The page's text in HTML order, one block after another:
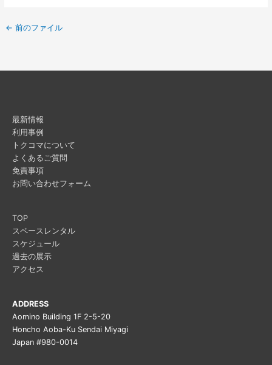
← 前のファイル
最新情報
利用事例
トクコマについて
よくあるご質問
免責事項
お問い合わせフォーム
TOP
スペースレンタル
スケジュール
過去の展示
アクセス
ADDRESS
Aomino Building 1F 2-5-20
Honcho Aoba-Ku Sendai Miyagi
Japan #980-0014